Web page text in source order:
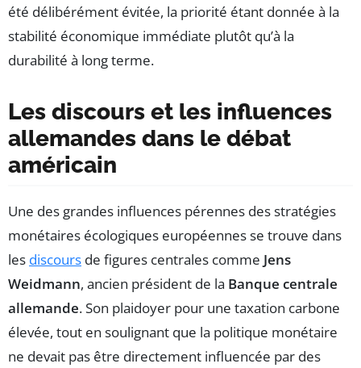
été délibérément évitée, la priorité étant donnée à la
stabilité économique immédiate plutôt qu’à la
durabilité à long terme.
Les discours et les influences
allemandes dans le débat
américain
Une des grandes influences pérennes des stratégies
monétaires écologiques européennes se trouve dans
les discours de figures centrales comme Jens
Weidmann, ancien président de la Banque centrale
allemande. Son plaidoyer pour une taxation carbone
élevée, tout en soulignant que la politique monétaire
ne devait pas être directement influencée par des